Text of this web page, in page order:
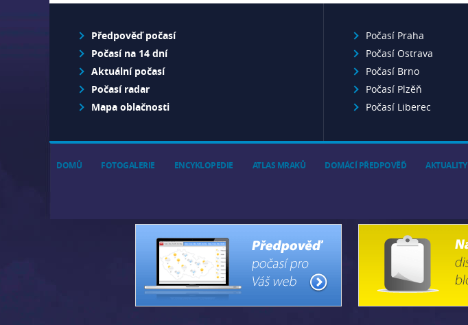
Předpověď počasí
Počasí na 14 dní
Aktuální počasí
Počasí radar
Mapa oblačnosti
Počasí Praha
Počasí Ostrava
Počasí Brno
Počasí Plzěň
Počasí Liberec
DOMŮ FOTOGALERIE ENCYKLOPEDIE ATLAS MRAKŮ DOMÁCÍ PŘEDPOVĚĎ AKTUALITY